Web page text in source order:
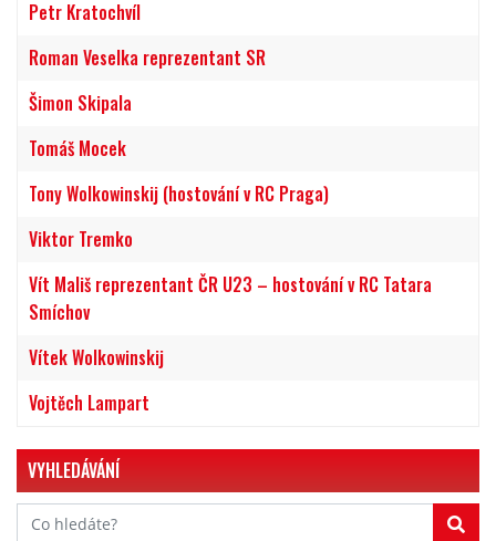
Petr Kratochvíl
Roman Veselka reprezentant SR
Šimon Skipala
Tomáš Mocek
Tony Wolkowinskij (hostování v RC Praga)
Viktor Tremko
Vít Mališ reprezentant ČR U23 – hostování v RC Tatara
Smíchov
Vítek Wolkowinskij
Vojtěch Lampart
VYHLEDÁVÁNÍ